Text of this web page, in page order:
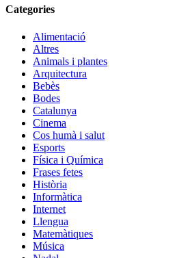
Categories
Alimentació
Altres
Animals i plantes
Arquitectura
Bebès
Bodes
Catalunya
Cinema
Cos humà i salut
Esports
Física i Química
Frases fetes
Història
Informàtica
Internet
Llengua
Matemàtiques
Música